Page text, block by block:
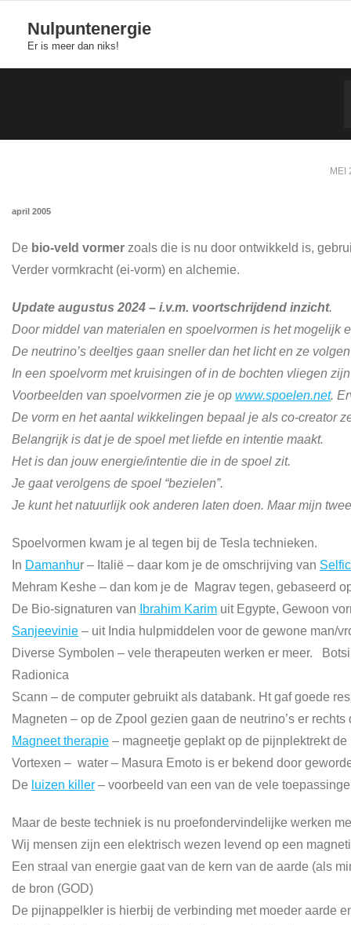
content
Nulpuntenergie
Er is meer dan niks!
MEI
april 2005
De bio-veld vormer zoals die is nu door ontwikkeld is,
Verder vormkracht (ei-vorm) en alchemie.
Update augustus 2024 – i.v.m. voortschrijdend inzicht.
Door middel van materialen en spoelvormen is het mogelijk
De neutrino’s deeltjes gaan sneller dan het licht en ze
In een spoelvorm met kruisingen of in de bochten vliegen
Voorbeelden van spoelvormen zie je op www.spoelen.net.
De vorm en het aantal wikkelingen bepaal je als co-creator
Belangrijk is dat je de spoel met liefde en intentie maakt.
Het is dan jouw energie/intentie die in de spoel zit.
Je gaat verolgens de spoel “bezielen”.
Je kunt het natuurlijk ook anderen laten doen. Maar mijn
Spoelvormen kwam je al tegen bij de Tesla technieken.
In Damanhur – Italië – daar kom je de omschrijving van
Mehram Keshe – dan kom je de Magrav tegen, gebaseerd
De Bio-signaturen van
Ibrahim Karim uit Egypte, Gewoon
Sanjeevinie – uit India hulpmiddelen voor de gewone man/
Diverse Symbolen – vele therapeuten werken er meer.
Radionica
Scann – de computer gebruikt als databank. Ht gaf goede
Magneten – op de Zpool gezien gaan de neutrino’s er
Magneet therapie – magneetje geplakt op de pijnplektrekt de
Vortexen – water – Masura Emoto is er bekend door
De luizen killer – voorbeeld van een van de vele
Maar de beste techniek is nu proefondervindelijke werken
Wij mensen zijn een elektrisch wezen levend op een
Een straal van energie gaat van de kern van de aarde (als
de bron (GOD)
De pijnappelkler is hierbij de verbinding met moeder aarde